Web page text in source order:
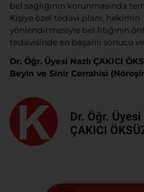
bel sağlığının korunmasında
Kişiye özel tedavi planı, hekimin
yönlendirmesiyle bel fıtığının
tedavisinde en başarılı sonucu
Dr. Öğr. Üyesi Nazlı ÇAKICI
Beyin ve Sinir Cerrahisi
Dr. Öğr. Üyesi
ÇAKICI